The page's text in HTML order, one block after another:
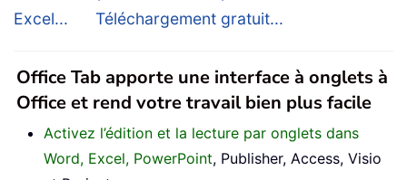
Excel...
Téléchargement gratuit...
Office Tab apporte une interface à onglets à
Office et rend votre travail bien plus facile
Activez l’édition et la lecture par onglets dans
Word, Excel, PowerPoint, Publisher, Access, Visio